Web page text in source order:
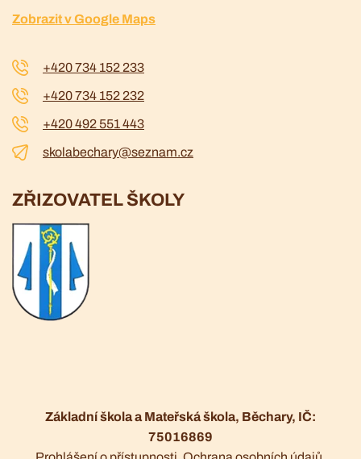
Zobrazit v Google Maps
+420 734 152 233
+420 734 152 232
+420 492 551 443
skolabechary@seznam.cz
ZŘIZOVATEL ŠKOLY
Základní škola a Mateřská škola, Běchary, IČ:
75016869